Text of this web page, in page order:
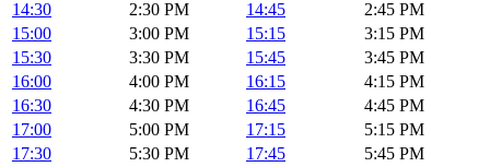
14:30
2:30 PM 14:45
2:45 PM
15:00
3:00 PM 15:15
3:15 PM
15:30
3:30 PM 15:45
3:45 PM
16:00
4:00 PM 16:15
4:15 PM
16:30
4:30 PM 16:45
4:45 PM
17:00
5:00 PM 17:15
5:15 PM
17:30
5:30 PM 17:45
5:45 PM